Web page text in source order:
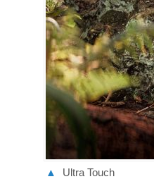
▲ Ultra Touch